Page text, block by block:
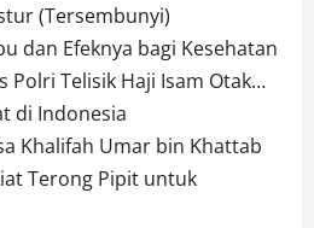
(Tersembunyi)
dan Efeknya bagi Kesehatan
Polri Telisik Haji Isam Otak…
di Indonesia
Khalifah Umar bin Khattab
Terong Pipit untuk